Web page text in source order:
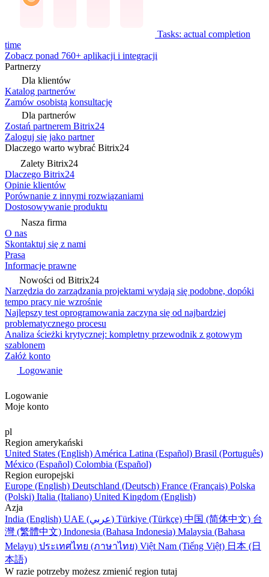
Tasks: actual completion
time
Zobacz ponad 760+ aplikacji i integracji
Partnerzy
Dla klientów
Katalog partnerów
Zamów osobistą konsultację
Dla partnerów
Zostań partnerem Bitrix24
Zaloguj się jako partner
Dlaczego warto wybrać Bitrix24
Zalety Bitrix24
Dlaczego Bitrix24
Opinie klientów
Porównanie z innymi rozwiązaniami
Dostosowywanie produktu
Nasza firma
O nas
Skontaktuj się z nami
Prasa
Informacje prawne
Nowości od Bitrix24
Narzędzia do zarządzania projektami wydają się podobne, dopóki
tempo pracy nie wzrośnie
Najlepszy test oprogramowania zaczyna się od najbardziej
problematycznego procesu
Analiza ścieżki krytycznej: kompletny przewodnik z gotowym
szablonem
Załóż konto
Logowanie
Logowanie
Moje konto
pl
Region amerykański
United States (English) América Latina (Español) Brasil (Português)
México (Español) Colombia (Español)
Region europejski
Europe (English) Deutschland (Deutsch) France (Français) Polska
(Polski) Italia (Italiano) United Kingdom (English)
Azja
India (English)
UAE (عربي) Türkiye (Türkçe) 中国 (简体中文) 台
灣 (繁體中文) Indonesia (Bahasa Indonesia) Malaysia (Bahasa
Melayu) ประเทศไทย (ภาษาไทย) Việt Nam (Tiếng Việt) 日本 (日
本語)
W razie potrzeby możesz zmienić region tutaj